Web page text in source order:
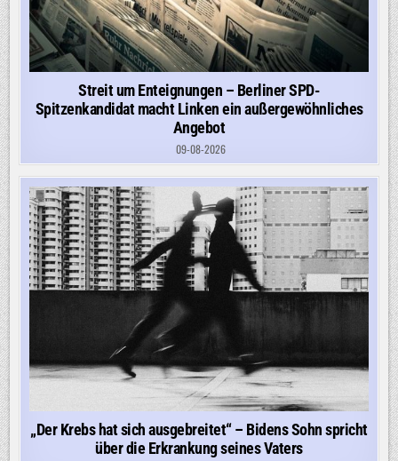
Streit um Enteignungen – Berliner SPD-
Spitzenkandidat macht Linken ein außergewöhnliches
Angebot
09-08-2026
„Der Krebs hat sich ausgebreitet“ – Bidens Sohn spricht
über die Erkrankung seines Vaters